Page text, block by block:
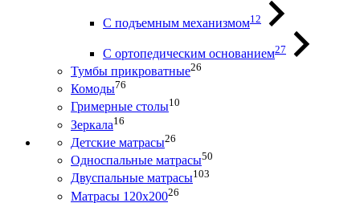
С подъемным механизмом12
С ортопедическим основанием27
Тумбы прикроватные26
Комоды76
Гримерные столы10
Зеркала16
Детские матрасы26
Односпальные матрасы50
Двуспальные матрасы103
Матрасы 120х20026